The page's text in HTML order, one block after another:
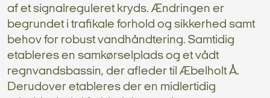
af et signalreguleret kryds. Ændringen er
begrundet i trafikale forhold og sikkerhed samt
behov for robust vandhåndtering. Samtidig
etableres en samkørselplads og et vådt
regnvandsbassin, der afleder til Æbelholt Å.
Derudover etableres der en midlertidig